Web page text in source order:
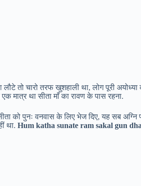
तो चारो तरफ खुशहाली था, लोग पूरी अयोध्या
मात्र था सीता माँ का रावण के पास रहना.
को पुनः वनवास के लिए भेज दिए, यह सब अग्नि
था. Hum katha sunate ram sakal gun